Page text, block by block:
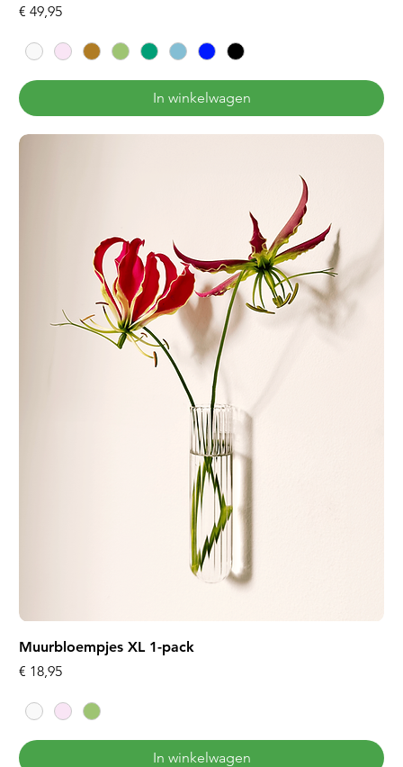
Prijs
€ 49,95
In winkelwagen
Muurbloempjes XL 1-pack
Prijs
€ 18,95
In winkelwagen